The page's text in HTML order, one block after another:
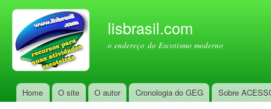
lisbrasil.com
o endereço do Escotismo moderno
Menu principal
Home O site O autor Cronologia do GEG Sobre